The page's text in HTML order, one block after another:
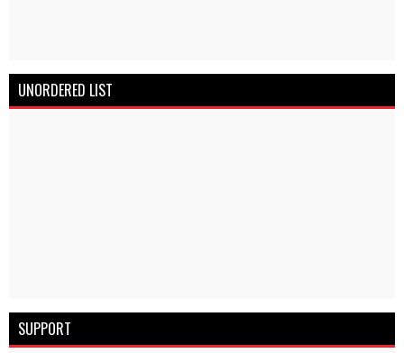
UNORDERED LIST
SUPPORT